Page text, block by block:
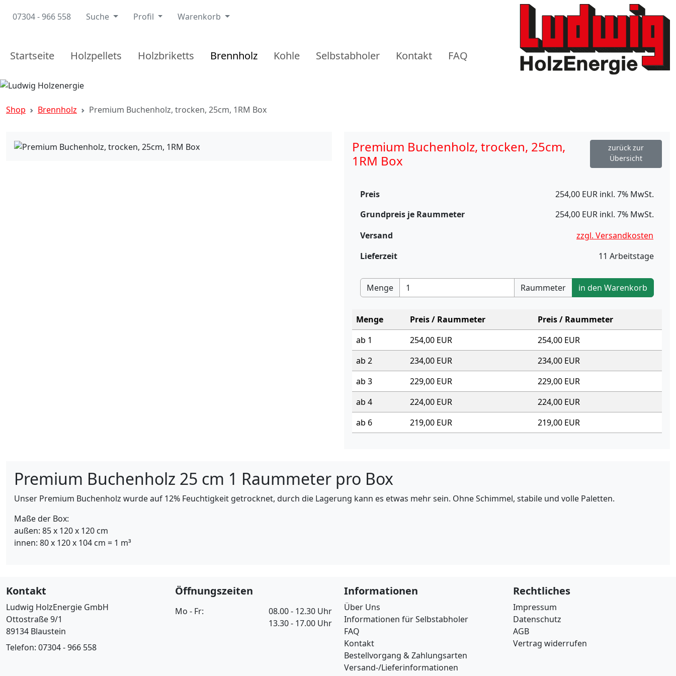
07304 - 966 558 Suche Profil Warenkorb
Startseite Holzpellets Holzbriketts Brennholz Kohle Selbstabholer Kontakt FAQ
Shop Brennholz Premium Buchenholz, trocken, 25cm, 1RM Box
Premium Buchenholz, trocken, 25cm,
1RM Box
zurück zur
Übersicht
Preis
254,00 EUR inkl. 7% MwSt.
Grundpreis je Raummeter
254,00 EUR inkl. 7% MwSt.
Versand
zzgl. Versandkosten
Lieferzeit
11 Arbeitstage
Menge Raummeter in den Warenkorb
Menge Preis / Raummeter
Preis / Raummeter
ab 1
254,00 EUR
254,00 EUR
ab 2
234,00 EUR
234,00 EUR
ab 3
229,00 EUR
229,00 EUR
ab 4
224,00 EUR
224,00 EUR
ab 6
219,00 EUR 219,00 EUR
Premium Buchenholz 25 cm 1 Raummeter pro Box
Unser Premium Buchenholz wurde auf 12% Feuchtigkeit getrocknet, durch die Lagerung kann es etwas mehr sein. Ohne Schimmel, stabile und volle Paletten.
Maße der Box:
außen: 85 x 120 x 120 cm
innen: 80 x 120 x 104 cm = 1 m³
Kontakt
Ludwig HolzEnergie GmbH
Ottostraße 9/1
89134 Blaustein
Telefon: 07304 - 966 558
Öffnungszeiten
Mo - Fr:
08.00 - 12.30 Uhr
13.30 - 17.00 Uhr
Informationen
Über Uns
Informationen für Selbstabholer
FAQ
Kontakt
Bestellvorgang & Zahlungsarten
Versand-/Lieferinformationen
Rechtliches
Impressum
Datenschutz
AGB
Vertrag widerrufen